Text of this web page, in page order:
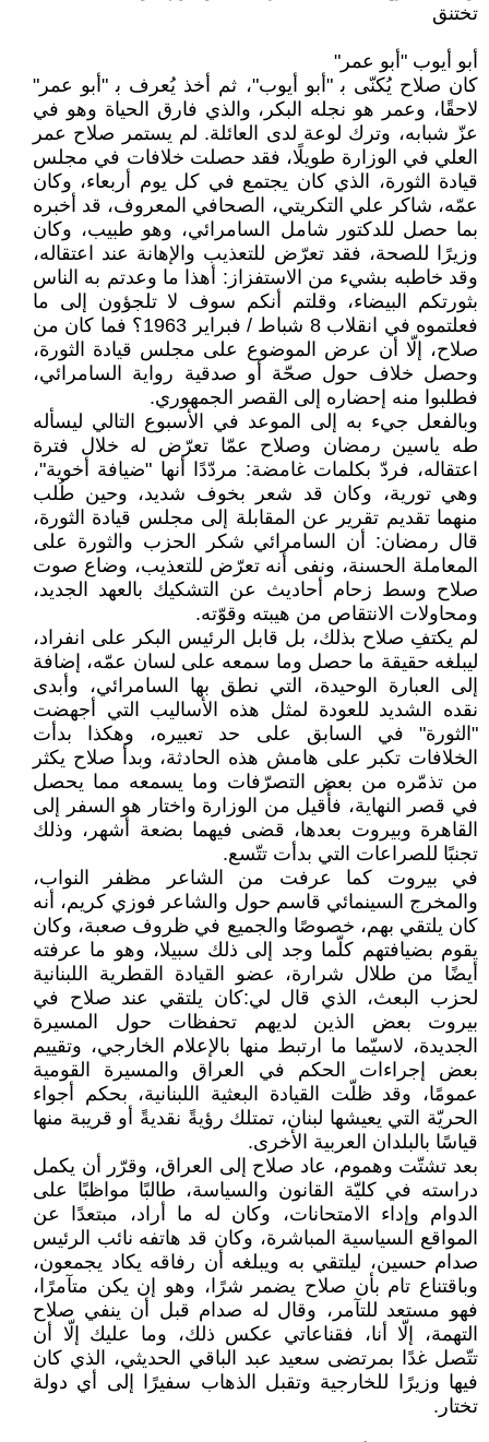
تختنق
أبو أيوب "أبو عمر"
كان صلاح يُكنّى ﺑ "أبو أيوب"، ثم أخذ يُعرف ﺑ "أبو عمر"
لاحقًا، وعمر هو نجله البكر، والذي فارق الحياة وهو في
عزّ شبابه، وترك لوعة لدى العائلة. لم يستمر صلاح عمر
العلي في الوزارة طويلًا، فقد حصلت خلافات في مجلس
قيادة الثورة، الذي كان يجتمع في كل يوم أربعاء، وكان
عمّه، شاكر علي التكريتي، الصحافي المعروف، قد أخبره
بما حصل للدكتور شامل السامرائي، وهو طبيب، وكان
وزيرًا للصحة، فقد تعرّض للتعذيب والإهانة عند اعتقاله،
وقد خاطبه بشيء من الاستفزاز: أهذا ما وعدتم به الناس
بثورتكم البيضاء، وقلتم أنكم سوف لا تلجؤون إلى ما
فعلتموه في انقلاب 8 شباط / فبراير 1963؟ فما كان من
صلاح، إلّا أن عرض الموضوع على مجلس قيادة الثورة،
وحصل خلاف حول صحّة أو صدقية رواية السامرائي،
فطلبوا منه إحضاره إلى القصر الجمهوري.
وبالفعل جيء به إلى الموعد في الأسبوع التالي ليسأله
طه ياسين رمضان وصلاح عمّا تعرّض له خلال فترة
اعتقاله، فردّ بكلمات غامضة: مردّدًا أنها "ضيافة أخوية"،
وهي تورية، وكان قد شعر بخوف شديد، وحين طُلب
منهما تقديم تقرير عن المقابلة إلى مجلس قيادة الثورة،
قال رمضان: أن السامرائي شكر الحزب والثورة على
المعاملة الحسنة، ونفى أنه تعرّض للتعذيب، وضاع صوت
صلاح وسط زحام أحاديث عن التشكيك بالعهد الجديد،
ومحاولات الانتقاص من هيبته وقوّته.
لم يكتفِ صلاح بذلك، بل قابل الرئيس البكر على انفراد،
ليبلغه حقيقة ما حصل وما سمعه على لسان عمّه، إضافة
إلى العبارة الوحيدة، التي نطق بها السامرائي، وأبدى
نقده الشديد للعودة لمثل هذه الأساليب التي أجهضت
"الثورة" في السابق على حد تعبيره، وهكذا بدأت
الخلافات تكبر على هامش هذه الحادثة، وبدأ صلاح يكثر
من تذمّره من بعض التصرّفات وما يسمعه مما يحصل
في قصر النهاية، فأُقيل من الوزارة واختار هو السفر إلى
القاهرة وبيروت بعدها، قضى فيهما بضعة أشهر، وذلك
تجنبًا للصراعات التي بدأت تتّسع.
في بيروت كما عرفت من الشاعر مظفر النواب،
والمخرج السينمائي قاسم حول والشاعر فوزي كريم، أنه
كان يلتقي بهم، خصوصًا والجميع في ظروف صعبة، وكان
يقوم بضيافتهم كلّما وجد إلى ذلك سبيلا، وهو ما عرفته
أيضًا من طلال شرارة، عضو القيادة القطرية اللبنانية
لحزب البعث، الذي قال لي:كان يلتقي عند صلاح في
بيروت بعض الذين لديهم تحفظات حول المسيرة
الجديدة، لاسيّما ما ارتبط منها بالإعلام الخارجي، وتقييم
بعض إجراءات الحكم في العراق والمسيرة القومية
عمومًا، وقد ظلّت القيادة البعثية اللبنانية، بحكم أجواء
الحريّة التي يعيشها لبنان، تمتلك رؤيةً نقديةً أو قريبة منها
قياسًا بالبلدان العربية الأخرى.
بعد تشتّت وهموم، عاد صلاح إلى العراق، وقرّر أن يكمل
دراسته في كليّة القانون والسياسة، طالبًا مواظبًا على
الدوام وإداء الامتحانات، وكان له ما أراد، مبتعدًا عن
المواقع السياسية المباشرة، وكان قد هاتفه نائب الرئيس
صدام حسين، ليلتقي به ويبلغه أن رفاقه يكاد يجمعون،
وباقتناع تام بأن صلاح يضمر شرًا، وهو إن يكن متآمرًا،
فهو مستعد للتآمر، وقال له صدام قبل أن ينفي صلاح
التهمة، إلّا أنا، فقناعاتي عكس ذلك، وما عليك إلّا أن
تتّصل غدًا بمرتضى سعيد عبد الباقي الحديثي، الذي كان
فيها وزيرًا للخارجية وتقبل الذهاب سفيرًا إلى أي دولة
تختار.